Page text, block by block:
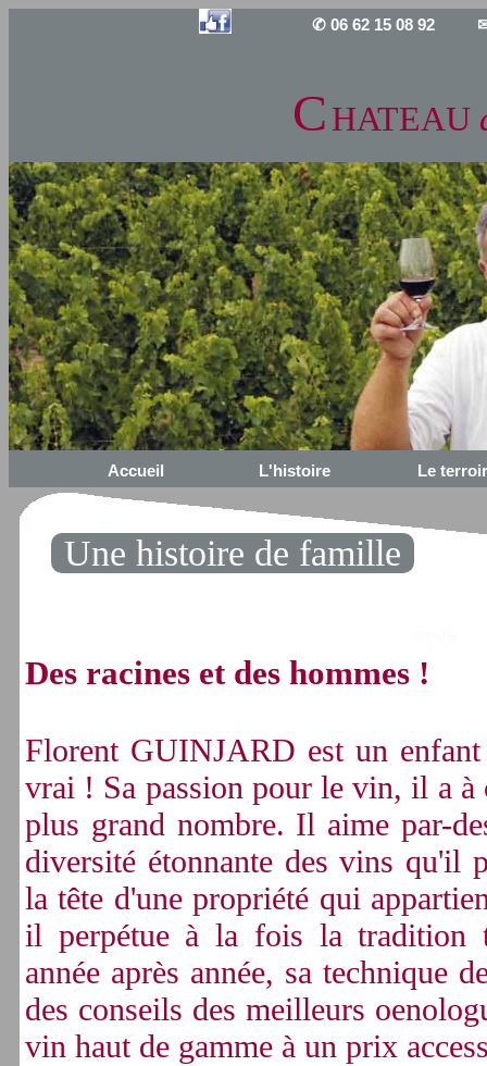
✆ 06 62 15 08 92
CHATEAU
Accueil L'histoire Le terroir
Une histoire de famille
Des racines et des hommes !
Florent GUINJARD est un
vrai ! Sa passion pour le vin, il a à
plus grand nombre. Il aime par-
diversité étonnante des vins qu'il
la tête d'une propriété qui
il perpétue à la fois la tradition
année après année, sa technique
des conseils des meilleurs
vin haut de gamme à un prix